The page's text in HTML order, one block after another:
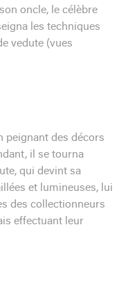
oncle, le célèbre
les techniques
vedute (vues
peignant des décors
il se tourna
qui devint sa
et lumineuses, lui
des collectionneurs
effectuant leur